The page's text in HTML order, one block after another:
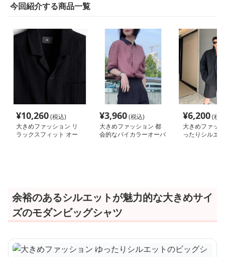
今回紹介する商品一覧
¥10,260(税込)
大きめファッション リ
ラックスフィット オー
¥3,960(税込)
大きめファッション 都
会的なバイカラーオーバ
¥6,200(税
大きめファッ
ったりシルエ
余裕のあるシルエットが魅力的な大きめサイ
ズのモダンビッグシャツ